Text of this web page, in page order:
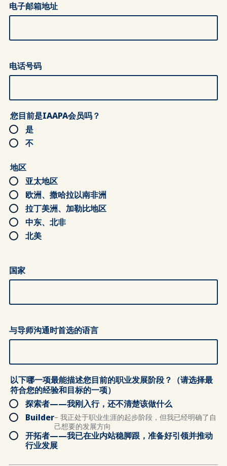
电子邮箱地址
电话号码
您目前是IAAPA会员吗？
是
不
地区
亚太地区
欧洲、撒哈拉以南非洲
拉丁美洲、加勒比地区
中东、北非
北美
国家
与导师沟通时首选的语言
以下哪一项最能描述您目前的职业发展阶段？（请选择最
符合您的经验和目标的一项）
探索者——我刚入行，还不清楚该做什么
Builder– 我正处于职业生涯的起步阶段，但我已经明确了自
己想要的发展方向
开拓者——我已在业内站稳脚跟，准备好引领并推动
行业发展